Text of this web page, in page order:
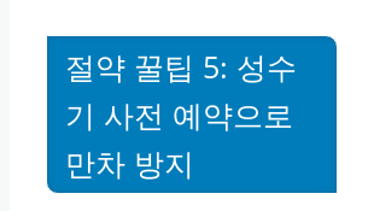
절약 꿀팁 5: 성수
기 사전 예약으로
만차 방지